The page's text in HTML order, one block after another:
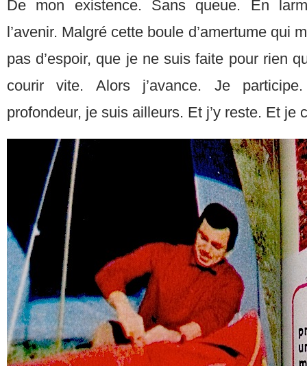
De mon existence. Sans queue. En
l’avenir. Malgré cette boule d’amertume qui
pas d’espoir, que je ne suis faite pour rien
courir vite. Alors j’avance. Je
profondeur, je suis ailleurs. Et j’y reste. Et je